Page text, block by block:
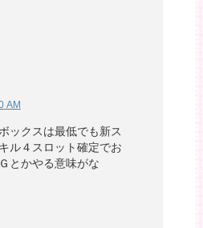
AM
ックスは最低でも新ス
ル４スロット確定でお
とかやる意味がな